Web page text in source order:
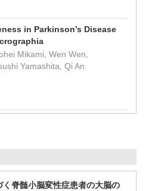
in Parkinson’s Disease
Mikami, Wen Wen,
Yamashita, Qi An
脊髄小脳変性症患者の大脳の